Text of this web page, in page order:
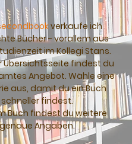
verkaufe ich
Bücher - vorallem aus
im Kollegi Stans.
Übersichtsseite findest du
Angebot. Wähle eine
aus, damit du ein Buch
schneller findest.
Buch findest du weitere
Angaben.